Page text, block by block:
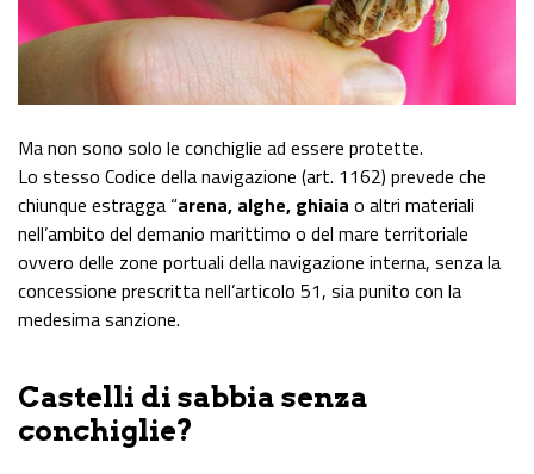
Ma non sono solo le conchiglie ad essere protette.
Lo stesso Codice della navigazione (art. 1162) prevede che
chiunque estragga “arena, alghe, ghiaia o altri materiali
nell’ambito del demanio marittimo o del mare territoriale
ovvero delle zone portuali della navigazione interna, senza la
concessione prescritta nell’articolo 51, sia punito con la
medesima sanzione.
Castelli di sabbia senza
conchiglie?